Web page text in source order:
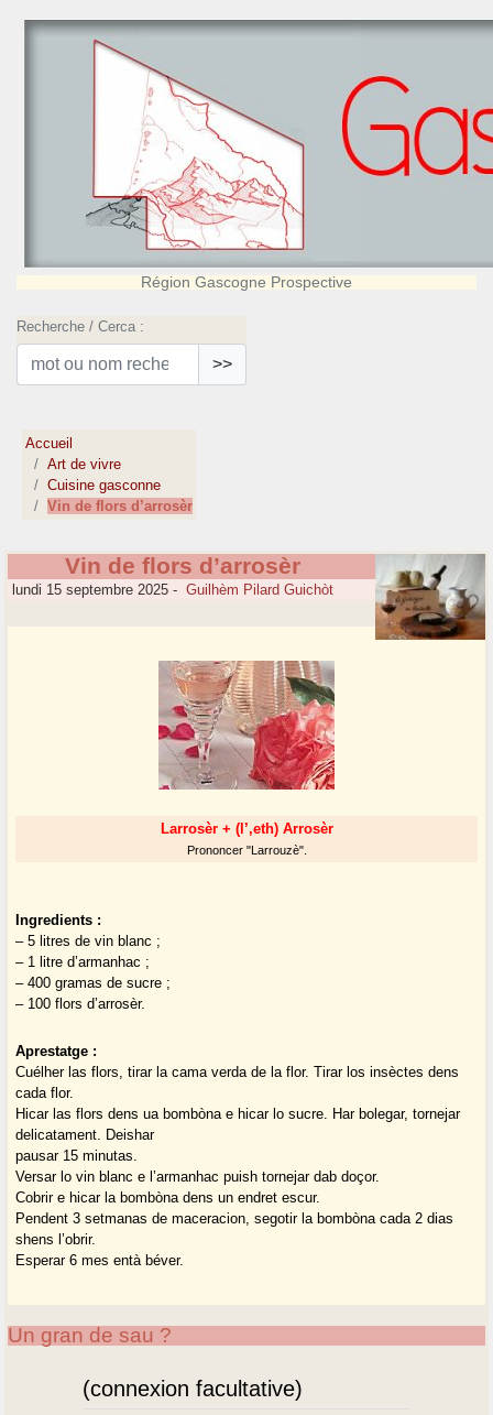
Région Gascogne Prospective
Recherche / Cerca :
>>
Accueil
Art de vivre
Cuisine gasconne
Vin de flors d’arrosèr
Vin de flors d’arrosèr
lundi 15 septembre 2025 - Guilhèm Pilard Guichòt
Larrosèr + (l’,eth) Arrosèr
Prononcer "Larrouzè".
Ingredients :
– 5 litres de vin blanc ;
– 1 litre d’armanhac ;
– 400 gramas de sucre ;
– 100 flors d’arrosèr.
Aprestatge :
Cuélher las flors, tirar la cama verda de la flor. Tirar los insèctes dens
cada flor.
Hicar las flors dens ua bombòna e hicar lo sucre. Har bolegar, tornejar
delicatament. Deishar
pausar 15 minutas.
Versar lo vin blanc e l’armanhac puish tornejar dab doçor.
Cobrir e hicar la bombòna dens un endret escur.
Pendent 3 setmanas de maceracion, segotir la bombòna cada 2 dias
shens l’obrir.
Esperar 6 mes entà béver.
Un gran de sau ?
(connexion facultative)